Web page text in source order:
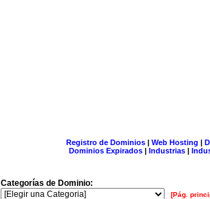
Registro de Dominios| Web Hosting |
Dominios Expirados | Industrias |
Categorías de Dominio:
[Pág.